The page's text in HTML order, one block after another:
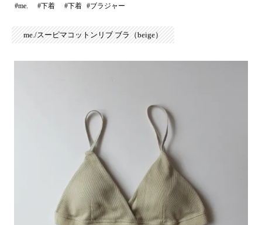
#me. #下着 #下着 #ブラジャー
me./スーピマコットンリブ ブラ（beige）